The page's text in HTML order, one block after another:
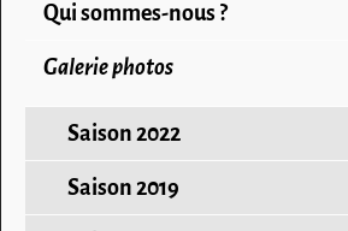
Qui sommes-nous ?
Galerie photos
Saison 2022
Saison 2019